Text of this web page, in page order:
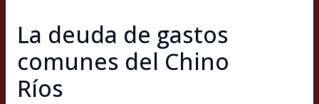
La deuda de gastos
comunes del Chino
Ríos